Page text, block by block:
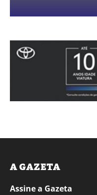
A GAZETA
Assine a Gazeta